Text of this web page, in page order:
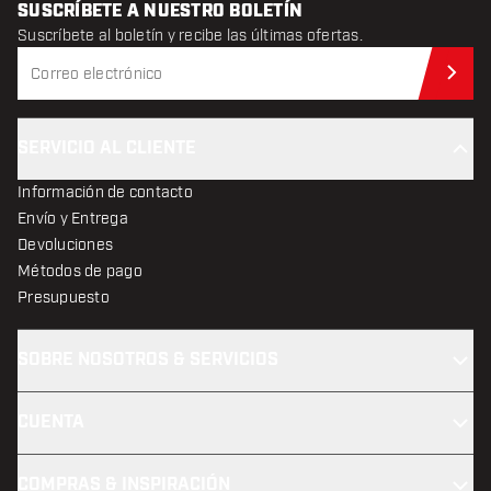
SUSCRÍBETE A NUESTRO BOLETÍN
Suscríbete al boletín y recibe las últimas ofertas.
Información de contacto
Envío y Entrega
Devoluciones
Métodos de pago
Presupuesto